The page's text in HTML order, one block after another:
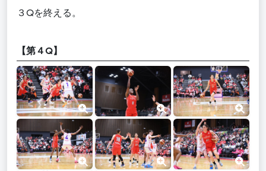
３Qを終える。
【第４Q】